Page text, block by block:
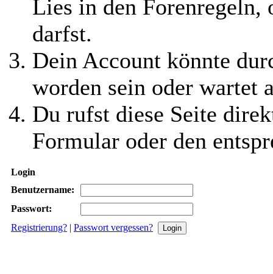
Lies in den Forenregeln,
darfst.
Dein Account könnte
worden sein oder wartet
Du rufst diese Seite
Formular oder den
Login
Benutzername:
Passwort:
Registrierung? | Passwort vergessen?